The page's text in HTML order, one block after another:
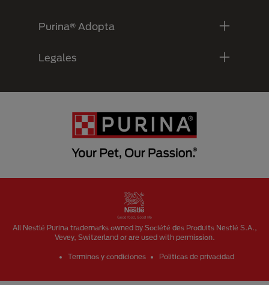
Purina® Adopta
Legales
All Nestlé Purina trademarks owned by Société des Produits Nestlé S.A.,
Vevey, Switzerland or are used with permission.
Terminos y condiciones Politicas de privacidad